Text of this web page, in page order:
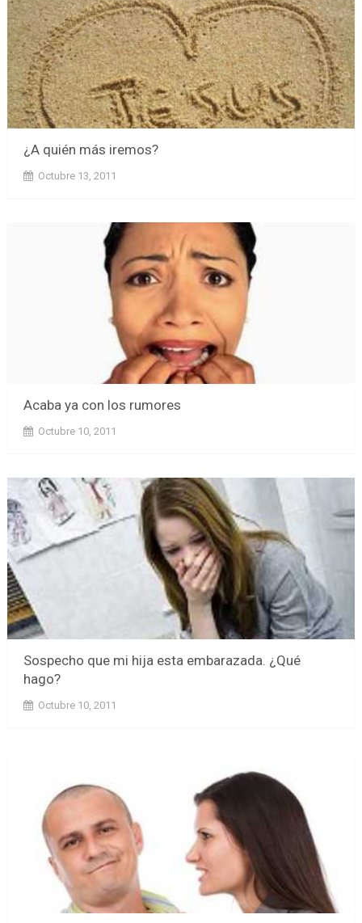
¿A quién más iremos?
Octubre 13, 2011
Acaba ya con los rumores
Octubre 10, 2011
Sospecho que mi hija esta embarazada. ¿Qué
hago?
Octubre 10, 2011